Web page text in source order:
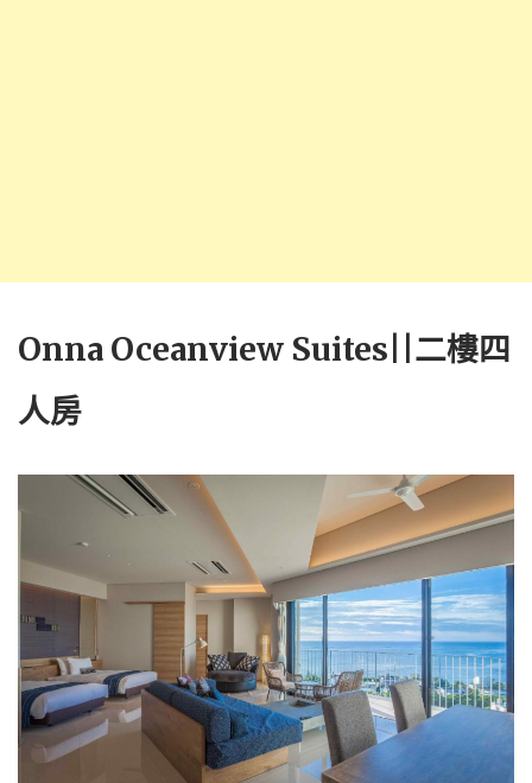
Onna Oceanview Suites||二樓四
人房